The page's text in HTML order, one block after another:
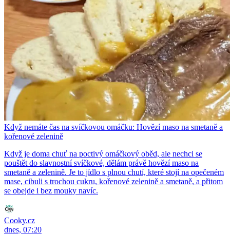
Když nemáte čas na svíčkovou omáčku: Hovězí maso na smetaně a
kořenové zelenině
Když je doma chuť na poctivý omáčkový oběd, ale nechci se
pouštět do slavnostní svíčkové, dělám právě hovězí maso na
smetaně a zelenině. Je to jídlo s plnou chutí, které stojí na opečeném
mase, cibuli s trochou cukru, kořenové zelenině a smetaně, a přitom
se obejde i bez mouky navíc.
Cooky.cz
dnes, 07:20